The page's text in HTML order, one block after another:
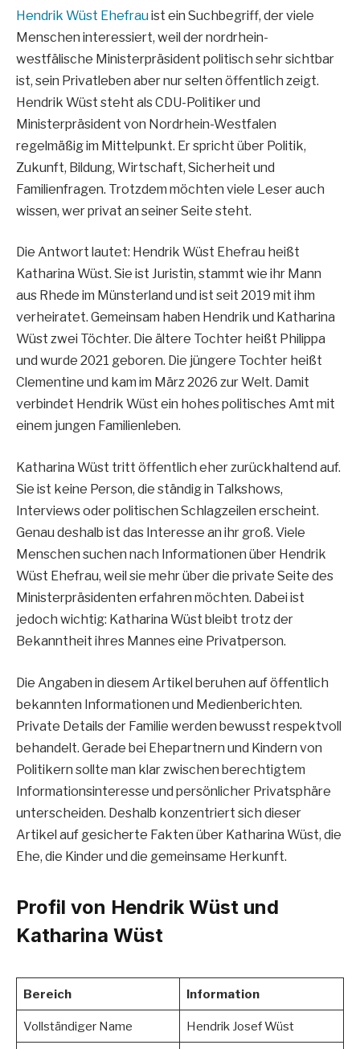
Hendrik Wüst Ehefrauist ein Suchbegriff, der viele
Menschen interessiert, weil der nordrhein-
westfälische Ministerpräsident politisch sehr sichtbar
ist, sein Privatleben aber nur selten öffentlich zeigt.
Hendrik Wüst steht als CDU-Politiker und
Ministerpräsident von Nordrhein-Westfalen
regelmäßig im Mittelpunkt. Er spricht über Politik,
Zukunft, Bildung, Wirtschaft, Sicherheit und
Familienfragen. Trotzdem möchten viele Leser auch
wissen, wer privat an seiner Seite steht.
Die Antwort lautet: Hendrik Wüst Ehefrau heißt
Katharina Wüst. Sie ist Juristin, stammt wie ihr Mann
aus Rhede im Münsterland und ist seit 2019 mit ihm
verheiratet. Gemeinsam haben Hendrik und Katharina
Wüst zwei Töchter. Die ältere Tochter heißt Philippa
und wurde 2021 geboren. Die jüngere Tochter heißt
Clementine und kam im März 2026 zur Welt. Damit
verbindet Hendrik Wüst ein hohes politisches Amt mit
einem jungen Familienleben.
Katharina Wüst tritt öffentlich eher zurückhaltend auf.
Sie ist keine Person, die ständig in Talkshows,
Interviews oder politischen Schlagzeilen erscheint.
Genau deshalb ist das Interesse an ihr groß. Viele
Menschen suchen nach Informationen über Hendrik
Wüst Ehefrau, weil sie mehr über die private Seite des
Ministerpräsidenten erfahren möchten. Dabei ist
jedoch wichtig: Katharina Wüst bleibt trotz der
Bekanntheit ihres Mannes eine Privatperson.
Die Angaben in diesem Artikel beruhen auf öffentlich
bekannten Informationen und Medienberichten.
Private Details der Familie werden bewusst respektvoll
behandelt. Gerade bei Ehepartnern und Kindern von
Politikern sollte man klar zwischen berechtigtem
Informationsinteresse und persönlicher Privatsphäre
unterscheiden. Deshalb konzentriert sich dieser
Artikel auf gesicherte Fakten über Katharina Wüst, die
Ehe, die Kinder und die gemeinsame Herkunft.
Profil von Hendrik Wüst und
Katharina Wüst
Bereich Information
Vollständiger Name Hendrik Josef Wüst